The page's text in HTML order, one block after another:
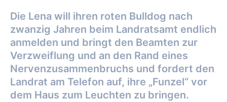
Die Lena will ihren roten Bulldog nach
zwanzig Jahren beim Landratsamt endlich
anmelden und bringt den Beamten zur
Verzweiflung und an den Rand eines
Nervenzusammenbruchs und fordert den
Landrat am Telefon auf, ihre „Funzel“ vor
dem Haus zum Leuchten zu bringen.